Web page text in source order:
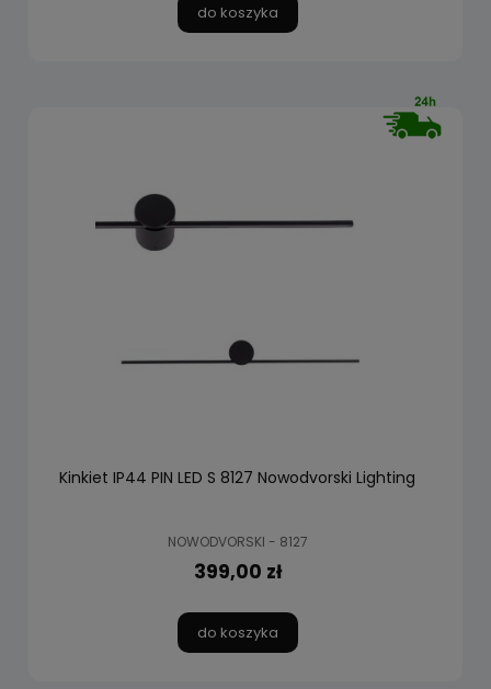
do koszyka
Kinkiet IP44 PIN LED S 8127 Nowodvorski Lighting
NOWODVORSKI - 8127
399,00 zł
do koszyka